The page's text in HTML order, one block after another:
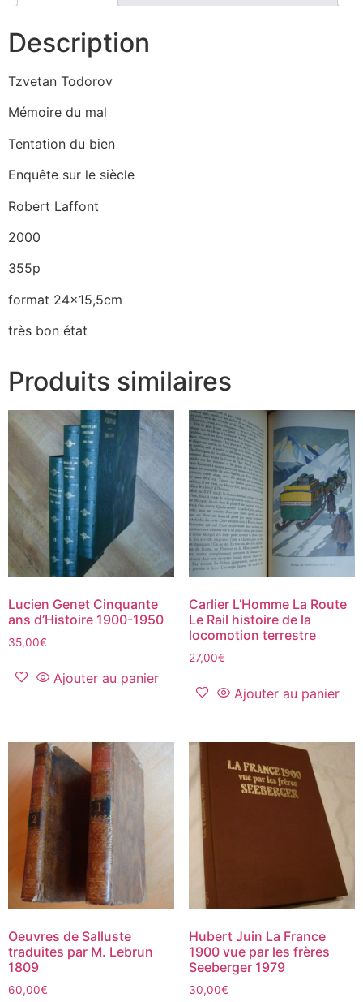
Description
Tzvetan Todorov
Mémoire du mal
Tentation du bien
Enquête sur le siècle
Robert Laffont
2000
355p
format 24×15,5cm
très bon état
Produits similaires
Lucien Genet Cinquante
ans d’Histoire 1900-1950
35,00€
Ajouter au panier
Carlier L’Homme La Route
Le Rail histoire de la
locomotion terrestre
27,00€
Ajouter au panier
Oeuvres de Salluste
traduites par M. Lebrun
1809
60,00€
Hubert Juin La France
1900 vue par les frères
Seeberger 1979
30,00€